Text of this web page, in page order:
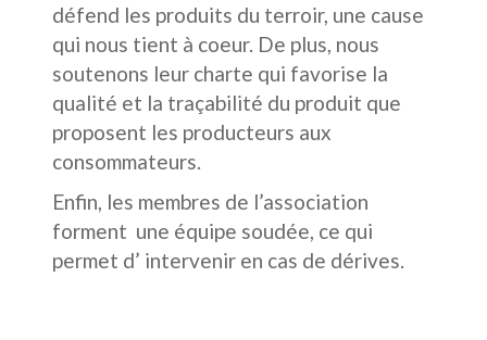
défend les produits du terroir, une cause
qui nous tient à coeur. De plus, nous
soutenons leur charte qui favorise la
qualité et la traçabilité du produit que
proposent les producteurs aux
consommateurs.
Enfin, les membres de l’association
forment une équipe soudée, ce qui
permet d’ intervenir en cas de dérives.